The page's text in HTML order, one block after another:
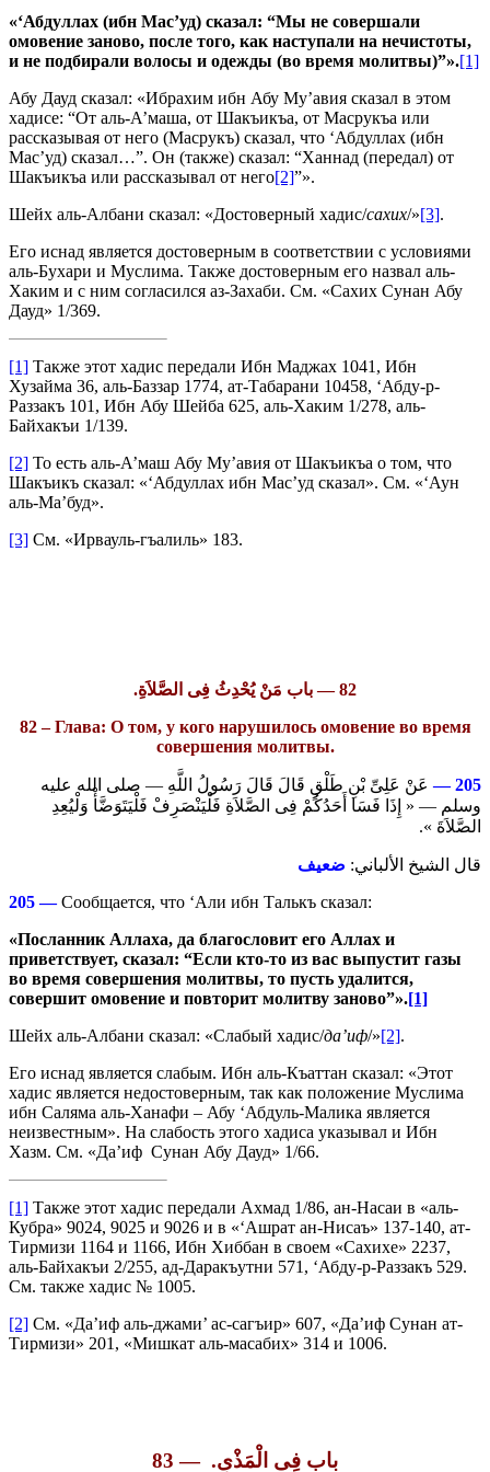
«‘Абдуллах (ибн Мас’уд) сказал: “Мы не совершали
омовение заново, после того, как наступали на нечистоты,
и не подбирали волосы и одежды (во время молитвы)”».[1]
Абу Дауд сказал: «Ибрахим ибн Абу Му’авия сказал в этом
хадисе: “От аль-А’маша, от Шакъикъа, от Масрукъа или
рассказывая от него (Масрукъ) сказал, что ‘Абдуллах (ибн
Мас’уд) сказал…”. Он (также) сказал: “Ханнад (передал) от
Шакъикъа или рассказывал от него[2]”».
Шейх аль-Албани сказал: «Достоверный хадис/сахих/»[3].
Его иснад является достоверным в соответствии с условиями
аль-Бухари и Муслима. Также достоверным его назвал аль-
Хаким и с ним согласился аз-Захаби. См. «Сахих Сунан Абу
Дауд» 1/369.
[1] Также этот хадис передали Ибн Маджах 1041, Ибн
Хузайма 36, аль-Баззар 1774, ат-Табарани 10458, ‘Абду-р-
Раззакъ 101, Ибн Абу Шейба 625, аль-Хаким 1/278, аль-
Байхакъи 1/139.
[2] То есть аль-А’маш Абу Му’авия от Шакъикъа о том, что
Шакъикъ сказал: «‘Абдуллах ибн Мас’уд сказал». См. «‘Аун
аль-Ма’буд».
[3] См. «Ирвауль-гъалиль» 183.
82 — باب مَنْ يُحْدِثُ فِى الصَّلاَةِ.
82 – Глава: О том, у кого нарушилось омовение во время
совершения молитвы.
205 —
عَنْ عَلِىِّ بْنِ طَلْقٍ قَالَ قَالَ رَسُولُ اللَّهِ — صلى الله عليه
وسلم — « إِذَا فَسَا أَحَدُكُمْ فِى الصَّلاَةِ فَلْيَنْصَرِفْ فَلْيَتَوَضَّأْ وَلْيُعِدِ
الصَّلاَةَ ».
قال الشيخ الألباني: ضعيف
205 — Сообщается, что ‘Али ибн Талькъ сказал:
«Посланник Аллаха, да благословит его Аллах и
приветствует, сказал: “Если кто-то из вас выпустит газы
во время совершения молитвы, то пусть удалится,
совершит омовение и повторит молитву заново”».[1]
Шейх аль-Албани сказал: «Слабый хадис/да’иф/»[2].
Его иснад является слабым. Ибн аль-Къаттан сказал: «Этот
хадис является недостоверным, так как положение Муслима
ибн Саляма аль-Ханафи – Абу ‘Абдуль-Малика является
неизвестным». На слабость этого хадиса указывал и Ибн
Хазм. См. «Да’иф Сунан Абу Дауд» 1/66.
[1] Также этот хадис передали Ахмад 1/86, ан-Насаи в «аль-
Кубра» 9024, 9025 и 9026 и в «‘Ашрат ан-Нисаъ» 137-140, ат-
Тирмизи 1164 и 1166, Ибн Хиббан в своем «Сахихе» 2237,
аль-Байхакъи 2/255, ад-Даракъутни 571, ‘Абду-р-Раззакъ 529.
См. также хадис № 1005.
[2] См. «Да’иф аль-джами’ ас-сагъир» 607, «Да’иф Сунан ат-
Тирмизи» 201, «Мишкат аль-масабих» 314 и 1006.
83 — باب فِى الْمَذْىِ. ‏